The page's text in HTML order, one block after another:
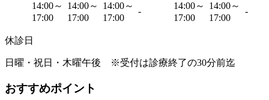
14:00～
17:00
14:00～
17:00
14:00～
17:00
-
14:00～
17:00
14:00～
17:00
-
休診日
日曜・祝日・木曜午後 ※受付は診療終了の30分前迄
おすすめポイント